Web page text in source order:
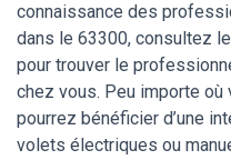
connaissance des
dans le 63300, consultez
pour trouver le
chez vous. Peu importe
pourrez bénéficier d’une
volets électriques ou